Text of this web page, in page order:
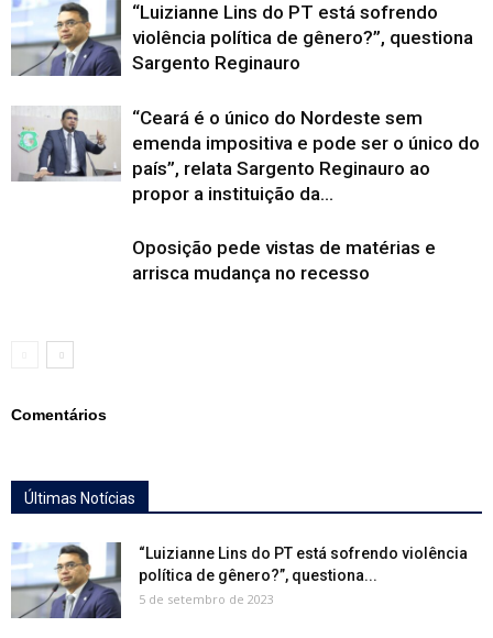
“Luizianne Lins do PT está sofrendo
violência política de gênero?”, questiona
Sargento Reginauro
“Ceará é o único do Nordeste sem
emenda impositiva e pode ser o único do
país”, relata Sargento Reginauro ao
propor a instituição da...
Oposição pede vistas de matérias e
arrisca mudança no recesso
Comentários
Últimas Notícias
“Luizianne Lins do PT está sofrendo violência
política de gênero?”, questiona...
5 de setembro de 2023